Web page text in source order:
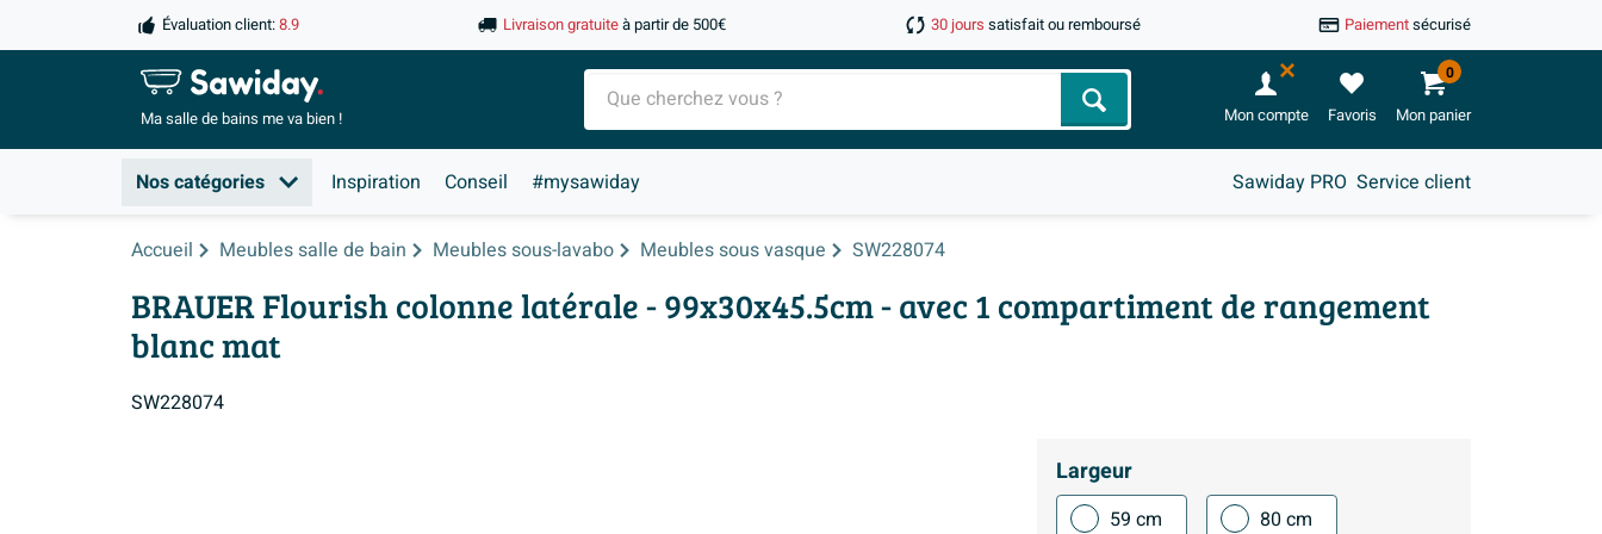
Évaluation client:8.9 Livraison gratuiteà partir de 500€ 30 jours satisfait ou remboursé Paiementsécurisé
Ma salle debains me va bien ! Chercher Mon compte Favoris Mon panier
0
Nos catégories Inspiration Conseil #mysawiday Sawiday PRO Service client
Accueil Meubles salle de bain Meubles sous-lavabo Meubles sous vasque SW228074
BRAUER Flourish colonne latérale - 99x30x45.5cm - avec 1 compartiment de rangement
blanc mat
SW228074
Largeur
59 cm 80 cm